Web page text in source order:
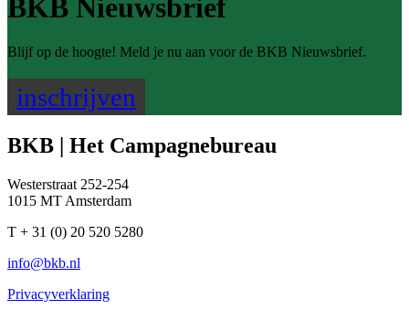
BKB Nieuwsbrief
Blijf op de hoogte! Meld je nu aan voor de BKB Nieuwsbrief.
inschrijven
BKB | Het Campagnebureau
Westerstraat 252-254
1015 MT Amsterdam
T + 31 (0) 20 520 5280
info@bkb.nl
Privacyverklaring